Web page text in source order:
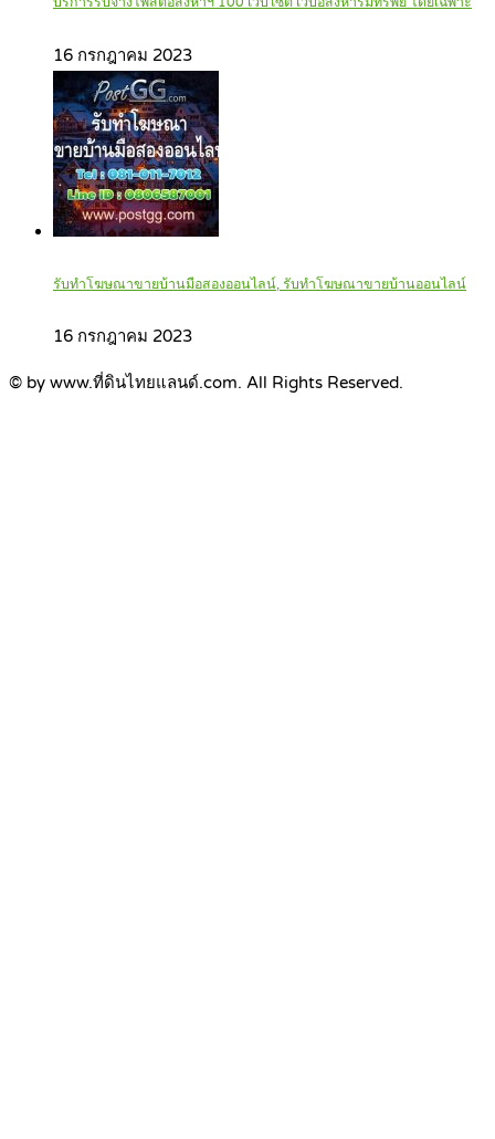
16 กรกฎาคม 2023
รับทำโฆษณาขายบ้านมือสองออนไลน์, รับทำโฆษณาขายบ้านออนไลน์
16 กรกฎาคม 2023
© by www.ที่ดินไทยแลนด์.com. All Rights Reserved.